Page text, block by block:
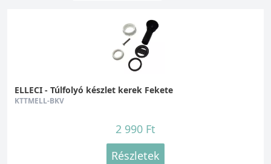
ELLECI - Túlfolyó készlet kerek Fekete
KTTMELL-BKV
2 990 Ft
Részletek